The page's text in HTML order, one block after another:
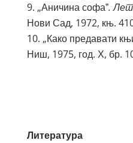
„Аничина софаˮ.
Нови Сад, 1972, књ.
„Како предавати
Ниш, 1975, год. Х, бр.
Литература